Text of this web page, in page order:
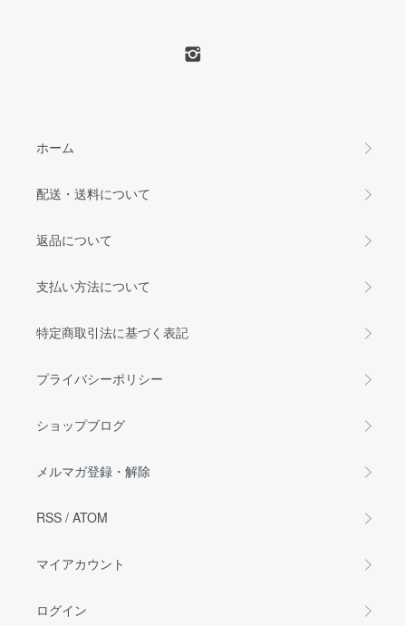
ホーム
配送・送料について
返品について
支払い方法について
特定商取引法に基づく表記
プライバシーポリシー
ショップブログ
メルマガ登録・解除
RSS / ATOM
マイアカウント
ログイン